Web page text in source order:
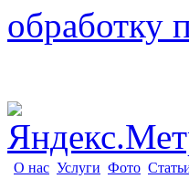
обработку
О нас Услуги Фото